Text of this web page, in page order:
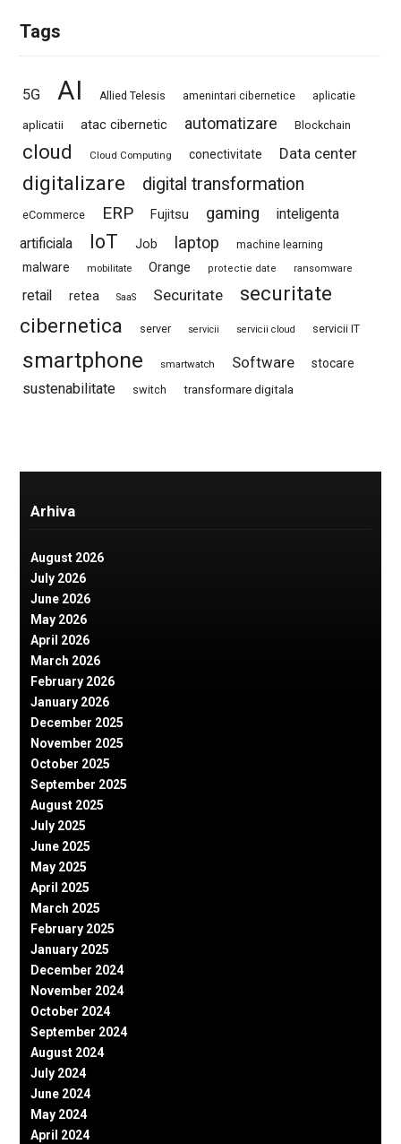
Tags
5G AI Allied Telesis amenintari cibernetice aplicatie
aplicatii atac cibernetic automatizare Blockchain
cloud Cloud Computing conectivitate Data center
digitalizare digital transformation
eCommerce ERP Fujitsu gaming
inteligenta
artificiala
IoT Job laptop machine learning
malware mobilitate Orange protectie date ransomware
retail retea SaaS Securitate
securitate
cibernetica
server servicii servicii cloud servicii IT
smartphone smartwatch Software stocare
sustenabilitate switch transformare digitala
Arhiva
August 2026
July 2026
June 2026
May 2026
April 2026
March 2026
February 2026
January 2026
December 2025
November 2025
October 2025
September 2025
August 2025
July 2025
June 2025
May 2025
April 2025
March 2025
February 2025
January 2025
December 2024
November 2024
October 2024
September 2024
August 2024
July 2024
June 2024
May 2024
April 2024